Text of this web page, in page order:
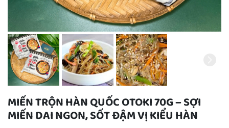
MIẾN TRỘN HÀN QUỐC OTOKI 70G – SỢI
MIẾN DAI NGON, SỐT ĐẬM VỊ KIỂU HÀN